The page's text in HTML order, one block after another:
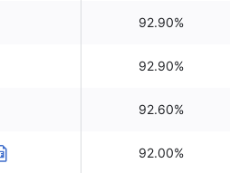
92.90%
92.90%
92.60%
92.00%